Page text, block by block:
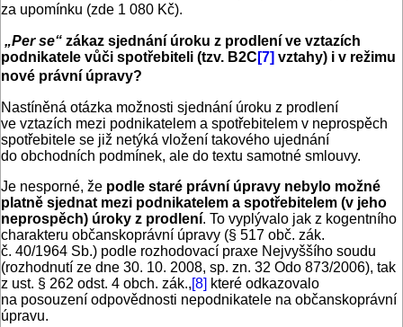
za upomínku (zde 1 080 Kč).
„Per se“ zákaz sjednání úroku z prodlení ve vztazích
podnikatele vůči spotřebiteli (tzv. B2C [7] vztahy) i v režimu
nové právní úpravy?
Nastíněná otázka možnosti sjednání úroku z prodlení
ve vztazích mezi podnikatelem a spotřebitelem v neprospěch
spotřebitele se již netýká vložení takového ujednání
do obchodních podmínek, ale do textu samotné smlouvy.
Je nesporné, že podle staré právní úpravy nebylo možné
platně sjednat mezi podnikatelem a spotřebitelem (v jeho
neprospěch) úroky z prodlení. To vyplývalo jak z kogentního
charakteru občanskoprávní úpravy (§ 517 obč. zák.
č. 40/1964 Sb.) podle rozhodovací praxe Nejvyššího soudu
(rozhodnutí ze dne 30. 10. 2008, sp. zn. 32 Odo 873/2006), tak
z ust. § 262 odst. 4 obch. zák.,[8] které odkazovalo
na posouzení odpovědnosti nepodnikatele na občanskoprávní
úpravu.